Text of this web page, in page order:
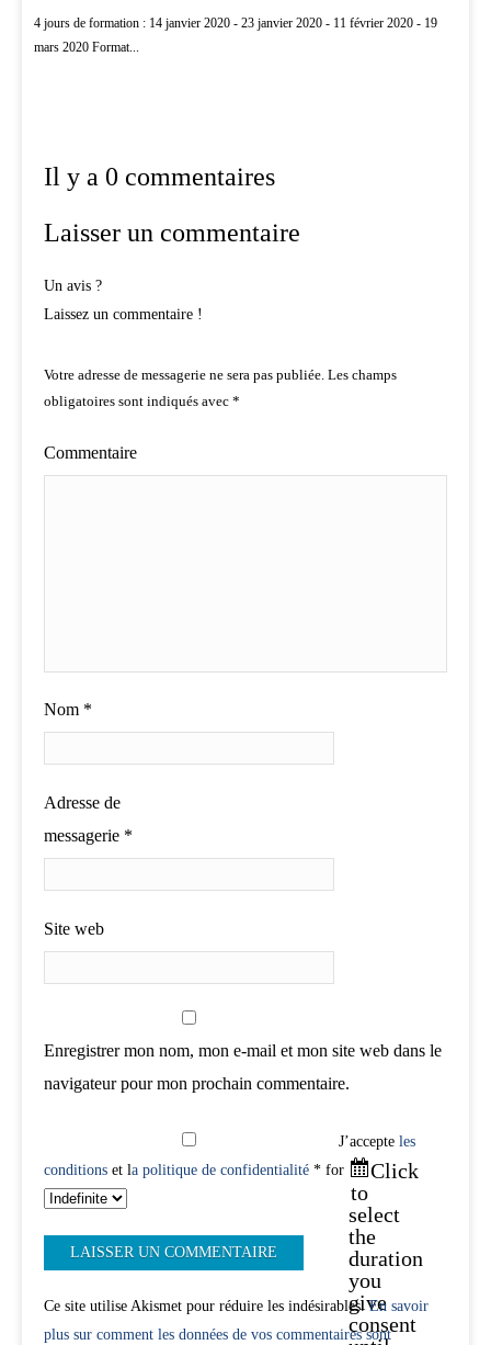
4 jours de formation : 14 janvier 2020 - 23 janvier 2020 - 11 février 2020 - 19
mars 2020 Format...
Il y a 0 commentaires
Laisser un commentaire
Un avis ?
Laissez un commentaire !
Votre adresse de messagerie ne sera pas publiée. Les champs
obligatoires sont indiqués avec *
Commentaire
Nom *
Adresse de
messagerie *
Site web
Enregistrer mon nom, mon e-mail et mon site web dans le
navigateur pour mon prochain commentaire.
J’accepte les
conditions et la politique de confidentialité * for
Click
to
select
the
duration
you
give
consent
Ce site utilise Akismet pour réduire les indésirables.En savoir
plus sur comment les données de vos commentaires sont